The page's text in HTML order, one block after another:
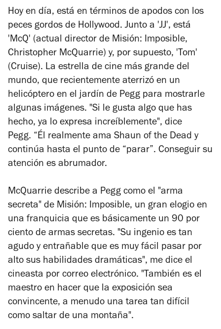
Hoy en día, está en términos de apodos con los
peces gordos de Hollywood. Junto a 'JJ', está
'McQ' (actual director de Misión: Imposible,
Christopher McQuarrie) y, por supuesto, 'Tom'
(Cruise). La estrella de cine más grande del
mundo, que recientemente aterrizó en un
helicóptero en el jardín de Pegg para mostrarle
algunas imágenes. "Si le gusta algo que has
hecho, ya lo expresa increíblemente", dice
Pegg. “Él realmente ama Shaun of the Dead y
continúa hasta el punto de “parar”. Conseguir su
atención es abrumador.
McQuarrie describe a Pegg como el "arma
secreta" de Misión: Imposible, un gran elogio en
una franquicia que es básicamente un 90 por
ciento de armas secretas. "Su ingenio es tan
agudo y entrañable que es muy fácil pasar por
alto sus habilidades dramáticas", me dice el
cineasta por correo electrónico. "También es el
maestro en hacer que la exposición sea
convincente, a menudo una tarea tan difícil
como saltar de una montaña".